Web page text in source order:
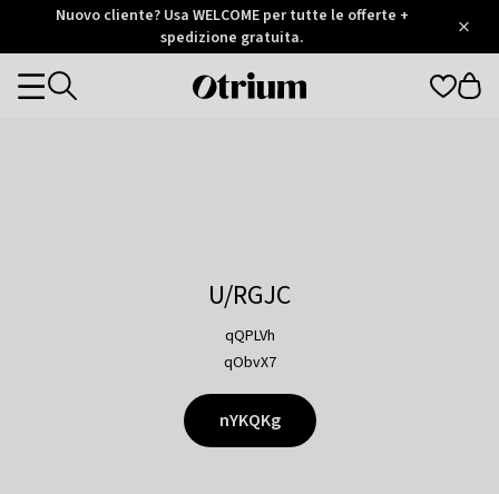
Otrium
Trustpilot
Nuovo cliente? Usa WELCOME per tutte le offerte +
spedizione gratuita.
Otrium
Categories
U/RGJC
qQPLVh
qObvX7
nYKQKg